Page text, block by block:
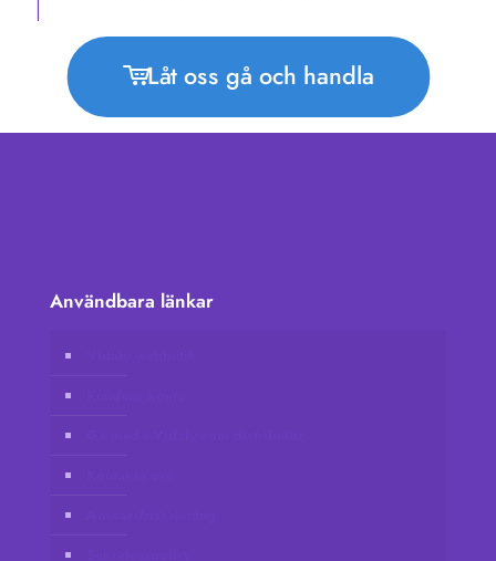
Låt oss gå och handla
Användbara länkar